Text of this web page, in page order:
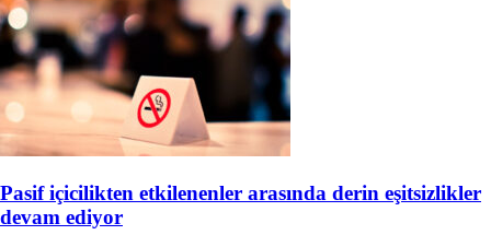
Pasif içicilikten etkilenenler arasında derin eşitsizlikler
devam ediyor